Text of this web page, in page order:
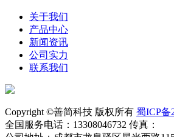
关于我们
产品中心
新闻资讯
公司实力
联系我们
Copyright ©善简科技 版权所有 蜀ICP备
全国服务电话：13308046732 传真：